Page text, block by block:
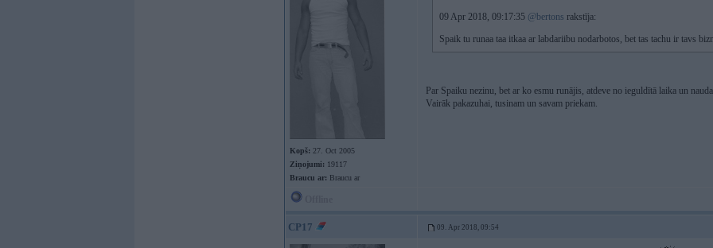
Kopš: 27. Oct 2005
Ziņojumi: 19117
Braucu ar: Braucu ar
09 Apr 2018, 09:17:35 @bertons rakstīja:
Spaik tu runaa taa itkaa ar labdariibu nodarbotos, bet tas tachu ir tavs
Par Spaiku nezinu, bet ar ko esmu runājis, atdeve no ieguldītā laika un
Vairāk pakazuhai, tusinam un savam priekam.
CP17 09. Apr 2018, 09:54